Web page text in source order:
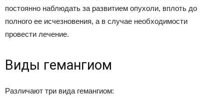
постоянно наблюдать за развитием опухоли, вплоть до
полного ее исчезновения, а в случае необходимости
провести лечение.
Виды гемангиом
Различают три вида гемангиом: